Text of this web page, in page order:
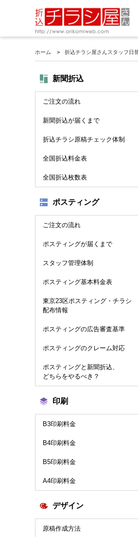
ホーム 折込チラシ屋さんスタッフ日
新聞折込
ご注文の流れ
新聞折込が届くまで
折込チラシ原稿チェック体制
全国折込料金表
全国折込枚数表
ポスティング
ご注文の流れ
ポスティングが届くまで
スタッフ管理体制
ポスティング基本料金表
東京23区ポスティング・チラシ
配布情報
ポスティングの広告審査基準
ポスティングのクレーム対応
ポスティングと新聞折込、
どちらをやるべき？
印刷
B3印刷料金
B4印刷料金
B5印刷料金
A4印刷料金
デザイン
原稿作成方法